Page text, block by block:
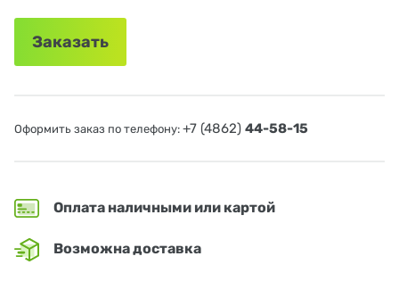
Заказать
Оформить заказ по телефону: +7 (4862) 44-58-15
Оплата наличными или картой
Возможна доставка